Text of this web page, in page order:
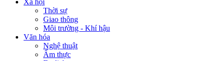
Xã hội
Thời sự
Giao thông
Môi trường - Khí hậu
Văn hóa
Nghệ thuật
Ẩm thực